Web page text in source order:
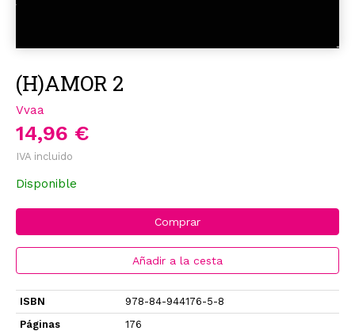
(H)AMOR 2
Vvaa
14,96 €
IVA incluido
Disponible
Comprar
Añadir a la cesta
ISBN
978-84-944176-5-8
Páginas
176